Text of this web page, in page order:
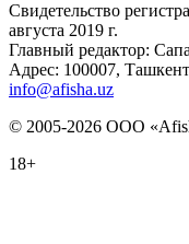
Свидетельство
августа 2019 г.
Главный редактор:
Адрес: 100007,
info@afisha.uz
© 2005-2026 ООО
18+